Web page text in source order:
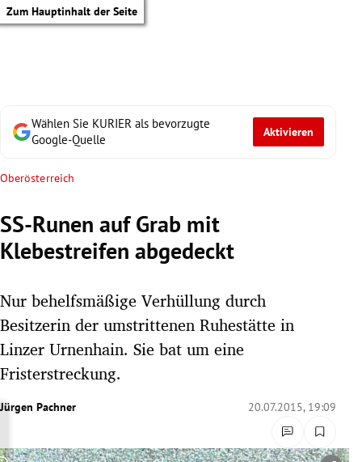
Zum Hauptinhalt der Seite
Untermenü
Untermenü
Untermenü
Untermenü
Wählen Sie KURIER als bevorzugte
Google-Quelle
Aktivieren
Oberösterreich
SS-Runen auf Grab mit
Klebestreifen abgedeckt
Nur behelfsmäßige Verhüllung durch
Besitzerin der umstrittenen Ruhestätte in
Linzer Urnenhain. Sie bat um eine
Fristerstreckung.
Jürgen Pachner 20.07.2015, 19:09